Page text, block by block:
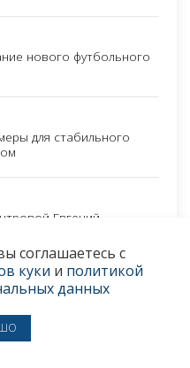
нового футбольного
для стабильного
Евгений
соглашаетесь с
куки и политикой
данных